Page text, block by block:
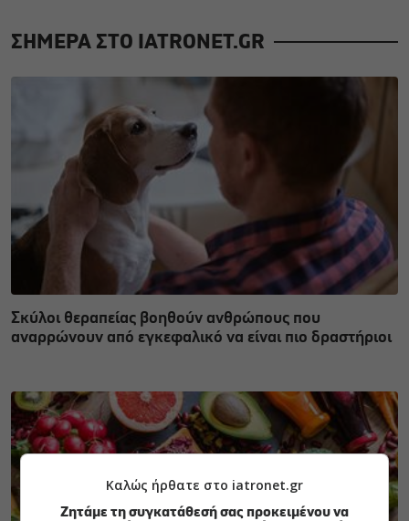
ΣΗΜΕΡΑ ΣΤΟ IATRONET.GR
Σκύλοι θεραπείας βοηθούν ανθρώπους που
αναρρώνουν από εγκεφαλικό να είναι πιο δραστήριοι
Καλώς ήρθατε στο iatronet.gr
Ζητάμε τη συγκατάθεσή σας προκειμένου να